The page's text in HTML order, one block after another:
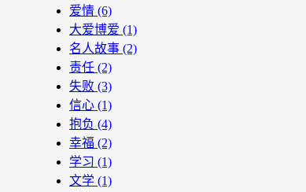
爱情 (6)
大爱博爱 (1)
名人故事 (2)
责任 (2)
失败 (3)
信心 (1)
抱负 (4)
幸福 (2)
学习 (1)
文学 (1)